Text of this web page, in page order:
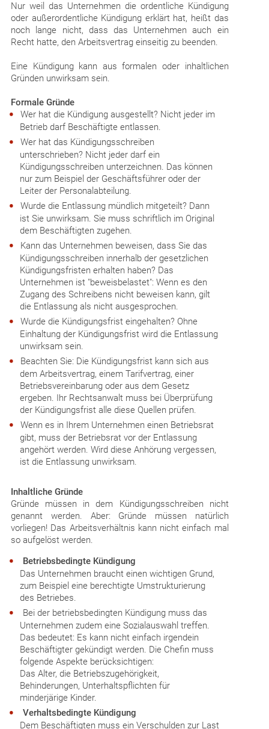
Nur weil das Unternehmen die ordentliche Kündigung
oder außerordentliche Kündigung erklärt hat, heißt das
noch lange nicht, dass das Unternehmen auch ein
Recht hatte, den Arbeitsvertrag einseitig zu beenden.
Eine Kündigung kann aus formalen oder inhaltlichen
Gründen unwirksam sein.
Formale Gründe
Wer hat die Kündigung ausgestellt? Nicht jeder im
Betrieb darf Beschäftigte entlassen.
Wer hat das Kündigungsschreiben
unterschrieben? Nicht jeder darf ein
Kündigungsschreiben unterzeichnen. Das können
nur zum Beispiel der Geschäftsführer oder der
Leiter der Personalabteilung.
Wurde die Entlassung mündlich mitgeteilt? Dann
ist Sie unwirksam. Sie muss schriftlich im Original
dem Beschäftigten zugehen.
Kann das Unternehmen beweisen, dass Sie das
Kündigungsschreiben innerhalb der gesetzlichen
Kündigungsfristen erhalten haben? Das
Unternehmen ist "beweisbelastet": Wenn es den
Zugang des Schreibens nicht beweisen kann, gilt
die Entlassung als nicht ausgesprochen.
Wurde die Kündigungsfrist eingehalten? Ohne
Einhaltung der Kündigungsfrist wird die Entlassung
unwirksam sein.
Beachten Sie: Die Kündigungsfrist kann sich aus
dem Arbeitsvertrag, einem Tarifvertrag, einer
Betriebsvereinbarung oder aus dem Gesetz
ergeben. Ihr Rechtsanwalt muss bei Überprüfung
der Kündigungsfrist alle diese Quellen prüfen.
Wenn es in Ihrem Unternehmen einen Betriebsrat
gibt, muss der Betriebsrat vor der Entlassung
angehört werden. Wird diese Anhörung vergessen,
ist die Entlassung unwirksam.
Inhaltliche Gründe
Gründe müssen in dem Kündigungsschreiben nicht
genannt werden. Aber: Gründe müssen natürlich
vorliegen! Das Arbeitsverhältnis kann nicht einfach mal
so aufgelöst werden.
Betriebsbedingte Kündigung
Das Unternehmen braucht einen wichtigen Grund,
zum Beispiel eine berechtigte Umstrukturierung
des Betriebes.
Bei der betriebsbedingten Kündigung muss das
Unternehmen zudem eine Sozialauswahl treffen.
Das bedeutet: Es kann nicht einfach irgendein
Beschäftigter gekündigt werden. Die Chefin muss
folgende Aspekte berücksichtigen:
Das Alter, die Betriebszugehörigkeit,
Behinderungen, Unterhaltspflichten für
minderjärige Kinder.
Verhaltsbedingte Kündigung
Dem Beschäftigten muss ein Verschulden zur Last